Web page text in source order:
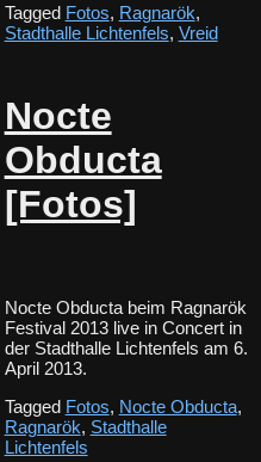
Tagged Fotos, Ragnarök,
Stadthalle Lichtenfels, Vreid
Nocte
Obducta
[Fotos]
Nocte Obducta beim Ragnarök
Festival 2013 live in Concert in
der Stadthalle Lichtenfels am 6.
April 2013.
Tagged Fotos, Nocte Obducta,
Ragnarök, Stadthalle
Lichtenfels